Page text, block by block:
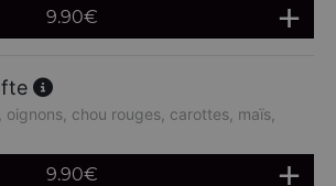
9.90€
oignons, chou rouges, carottes, maïs,
9.90€